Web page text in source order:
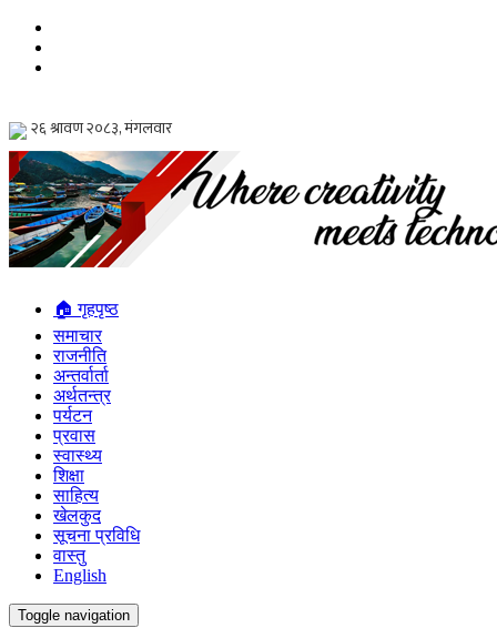
🏠 गृहपृष्ठ
समाचार
राजनीति
अन्तर्वार्ता
अर्थतन्त्र
पर्यटन
प्रवास
स्वास्थ्य
शिक्षा
साहित्य
खेलकुद
सूचना प्रविधि
वास्तु
English
Toggle navigation